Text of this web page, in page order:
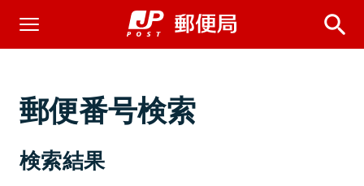
郵便番号検索
検索結果